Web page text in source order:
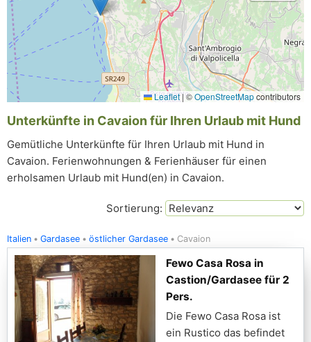
Leaflet |©OpenStreetMapcontributors
Unterkünfte in Cavaion für Ihren Urlaub mit Hund
Gemütliche Unterkünfte für Ihren Urlaub mit Hund in
Cavaion. Ferienwohnungen & Ferienhäuser für einen
erholsamen Urlaub mit Hund(en) in Cavaion.
Sortierung:
Italien Gardasee östlicher Gardasee Cavaion
Fewo Casa Rosa in
Castion/Gardasee für 2
Pers.
Die Fewo Casa Rosa ist
ein Rustico das befindet